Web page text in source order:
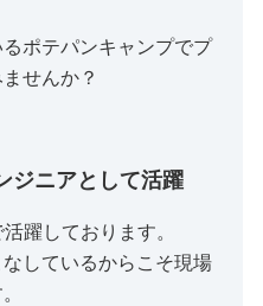
ポテパンキャンプでプ
せんか？
ジニアとして活躍
躍しております。
しているからこそ現場